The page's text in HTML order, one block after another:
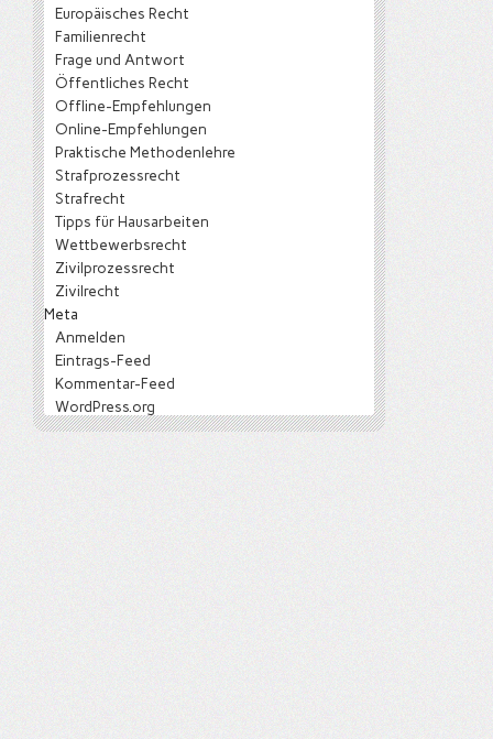
Europäisches Recht
Familienrecht
Frage und Antwort
Öffentliches Recht
Offline-Empfehlungen
Online-Empfehlungen
Praktische Methodenlehre
Strafprozessrecht
Strafrecht
Tipps für Hausarbeiten
Wettbewerbsrecht
Zivilprozessrecht
Zivilrecht
Meta
Anmelden
Eintrags-Feed
Kommentar-Feed
WordPress.org